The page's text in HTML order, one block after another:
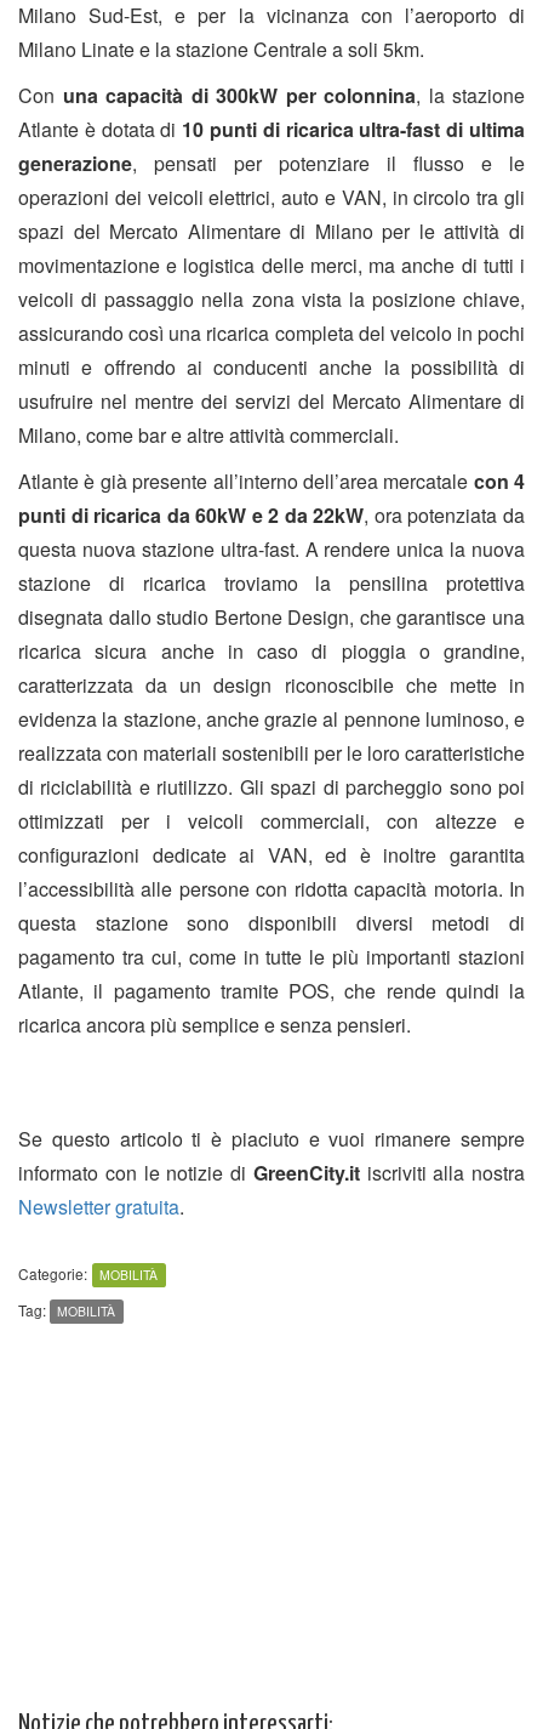
Milano Sud-Est, e per la vicinanza con l’aeroporto di
Milano Linate e la stazione Centrale a soli 5km.
Con una capacità di 300kW per colonnina, la stazione
Atlante è dotata di 10 punti di ricarica ultra-fast di ultima
generazione, pensati per potenziare il flusso e le
operazioni dei veicoli elettrici, auto e VAN, in circolo tra gli
spazi del Mercato Alimentare di Milano per le attività di
movimentazione e logistica delle merci, ma anche di tutti i
veicoli di passaggio nella zona vista la posizione chiave,
assicurando così una ricarica completa del veicolo in pochi
minuti e offrendo ai conducenti anche la possibilità di
usufruire nel mentre dei servizi del Mercato Alimentare di
Milano, come bar e altre attività commerciali.
Atlante è già presente all’interno dell’area mercatale con 4
punti di ricarica da 60kW e 2 da 22kW, ora potenziata da
questa nuova stazione ultra-fast. A rendere unica la nuova
stazione di ricarica troviamo la pensilina protettiva
disegnata dallo studio Bertone Design, che garantisce una
ricarica sicura anche in caso di pioggia o grandine,
caratterizzata da un design riconoscibile che mette in
evidenza la stazione, anche grazie al pennone luminoso, e
realizzata con materiali sostenibili per le loro caratteristiche
di riciclabilità e riutilizzo. Gli spazi di parcheggio sono poi
ottimizzati per i veicoli commerciali, con altezze e
configurazioni dedicate ai VAN, ed è inoltre garantita
l’accessibilità alle persone con ridotta capacità motoria. In
questa stazione sono disponibili diversi metodi di
pagamento tra cui, come in tutte le più importanti stazioni
Atlante, il pagamento tramite POS, che rende quindi la
ricarica ancora più semplice e senza pensieri.
Se questo articolo ti è piaciuto e vuoi rimanere sempre
informato con le notizie di GreenCity.itiscriviti alla nostra
Newsletter gratuita.
Categorie: MOBILITÀ
Tag: MOBILITÀ